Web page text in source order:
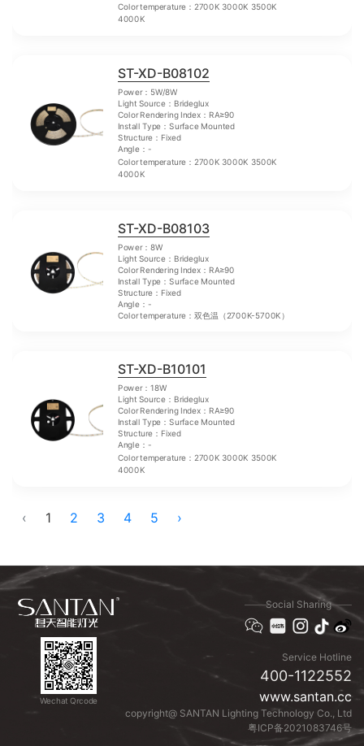
Color temperature：2700K 3000K 3500K
4000K
ST-XD-B08102
Power：5W/8W
Light Source：Brideglux
Color Rendering Index：RA≥90
Install Type：Surface Mounted
Structure：Fixed
Angle：-
Color temperature：2700K 3000K 3500K
4000K
ST-XD-B08103
Power：8W
Light Source：Brideglux
Color Rendering Index：RA≥90
Install Type：Surface Mounted
Structure：Fixed
Angle：-
Color temperature：双色温（2700K-5700K）
ST-XD-B10101
Power：18W
Light Source：Brideglux
Color Rendering Index：RA≥90
Install Type：Surface Mounted
Structure：Fixed
Angle：-
Color temperature：2700K 3000K 3500K
4000K
‹ 1 2 3 4 5 ›
Wechat Qrcode
Social Sharing
Service Hotline
400-1122552
www.santan.cc
copyright@ SANTAN Lighting Technology Co., Ltd
粤ICP备2021083746号